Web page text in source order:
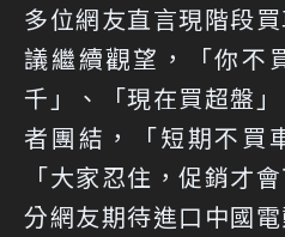
多位網友直言現階段
議繼續觀望，「你不
千」、「現在買超盤
者團結，「短期不買
「大家忍住，促銷才
分網友期待進口中國